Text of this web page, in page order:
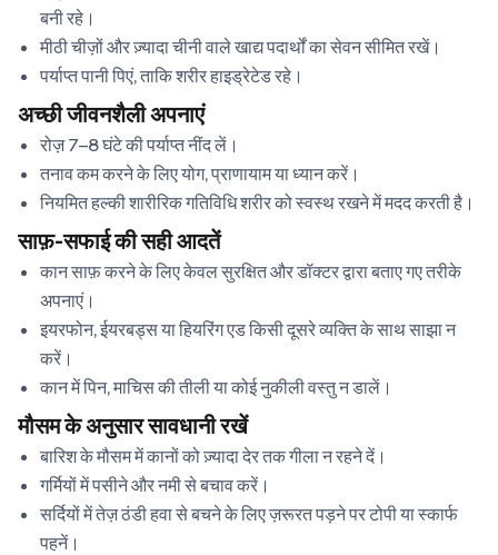
बनी रहे।
मीठी चीज़ों और ज़्यादा चीनी वाले खाद्य पदार्थों का सेवन सीमित रखें।
पर्याप्त पानी पिएं, ताकि शरीर हाइड्रेटेड रहे।
अच्छी जीवनशैली अपनाएं
रोज़ 7–8 घंटे की पर्याप्त नींद लें।
तनाव कम करने के लिए योग, प्राणायाम या ध्यान करें।
नियमित हल्की शारीरिक गतिविधि शरीर को स्वस्थ रखने में मदद करती है।
साफ़-सफाई की सही आदतें
कान साफ़ करने के लिए केवल सुरक्षित और डॉक्टर द्वारा बताए गए तरीके
अपनाएं।
इयरफोन, ईयरबड्स या हियरिंग एड किसी दूसरे व्यक्ति के साथ साझा न
करें।
कान में पिन, माचिस की तीली या कोई नुकीली वस्तु न डालें।
मौसम के अनुसार सावधानी रखें
बारिश के मौसम में कानों को ज़्यादा देर तक गीला न रहने दें।
गर्मियों में पसीने और नमी से बचाव करें।
सर्दियों में तेज़ ठंडी हवा से बचने के लिए ज़रूरत पड़ने पर टोपी या स्कार्फ
पहनें।